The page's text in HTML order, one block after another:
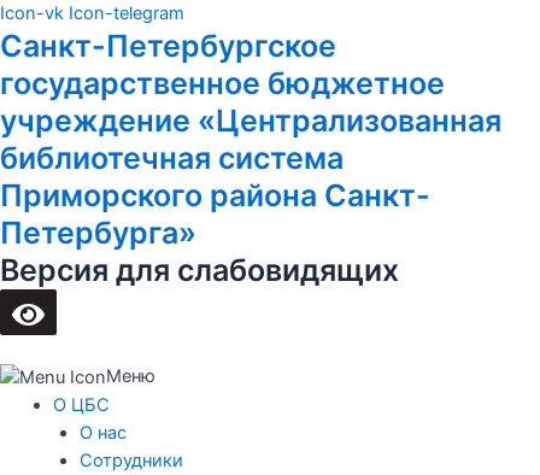
Перейти
к
Icon-vk Icon-telegram
Санкт-Петербургское
государственное бюджетное
учреждение «Централизованная
библиотечная система
Приморского района Санкт-
Петербурга»
Версия для слабовидящих
Меню
О ЦБС
О нас
Сотрудники
Main
Menu